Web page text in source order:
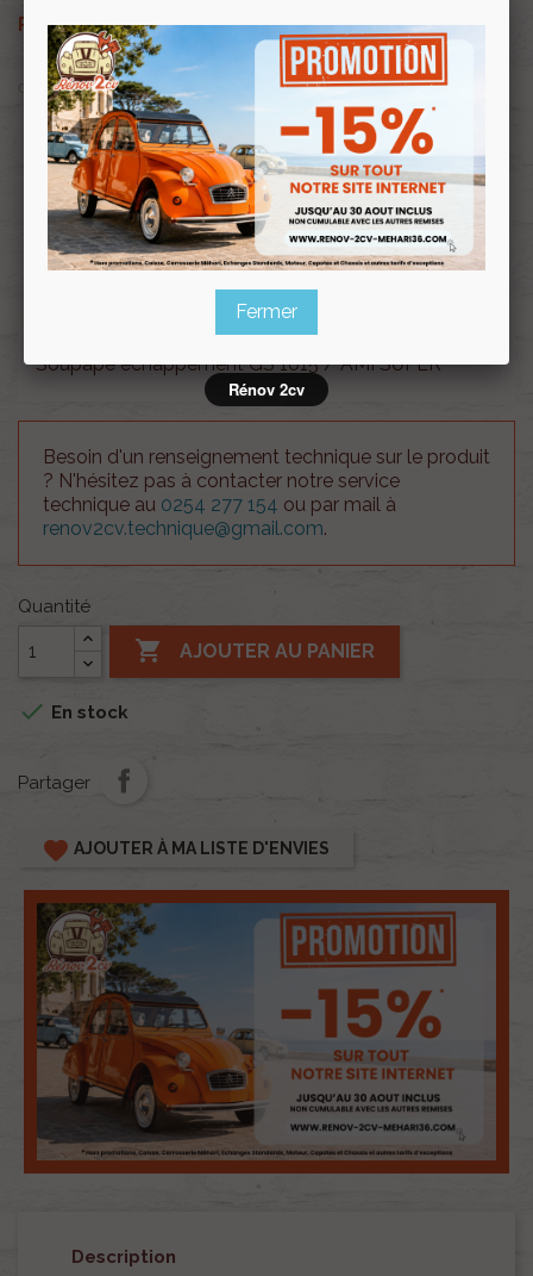
Prix clubRenov 2cv:10,46 €TTC
OU PAYER EN
Profitez de prix remisés
avec la Carte clubRenov 2cv
Souscrire
au clubRenov 2cv
Soupape echappement GS 1015 / AMI SUPER
Besoin d'un renseignement technique sur le produit
? N'hésitez pas à contacter notre service
technique au 0254 277 154 ou par mail à
renov2cv.technique@gmail.com.
Quantité
 AJOUTER AU PANIER
 En stock
Partager
favorite AJOUTER À MA LISTE D'ENVIES
Description
Fermer
Rénov 2cv